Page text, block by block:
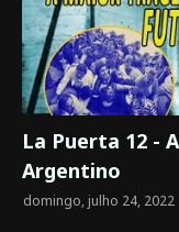
La Puerta 12 -
Argentino
domingo, julho 24, 2022